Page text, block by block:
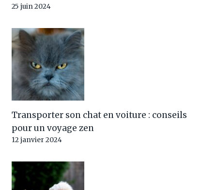
25 juin 2024
Transporter son chat en voiture : conseils
pour un voyage zen
12 janvier 2024